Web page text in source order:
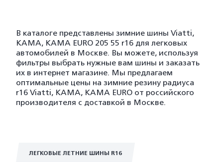
В каталоге представлены зимние шины Viatti,
KAMA, KAMA EURO 205 55 r16 для легковых
автомобилей в Москве. Вы можете, используя
фильтры выбрать нужные вам шины и заказать
их в интернет магазине. Мы предлагаем
оптимальные цены на зимние резину радиуса
r16 Viatti, KAMA, KAMA EURO от российского
производителя с доставкой в Москве.
ЛЕГКОВЫЕ ЛЕТНИЕ ШИНЫ R16